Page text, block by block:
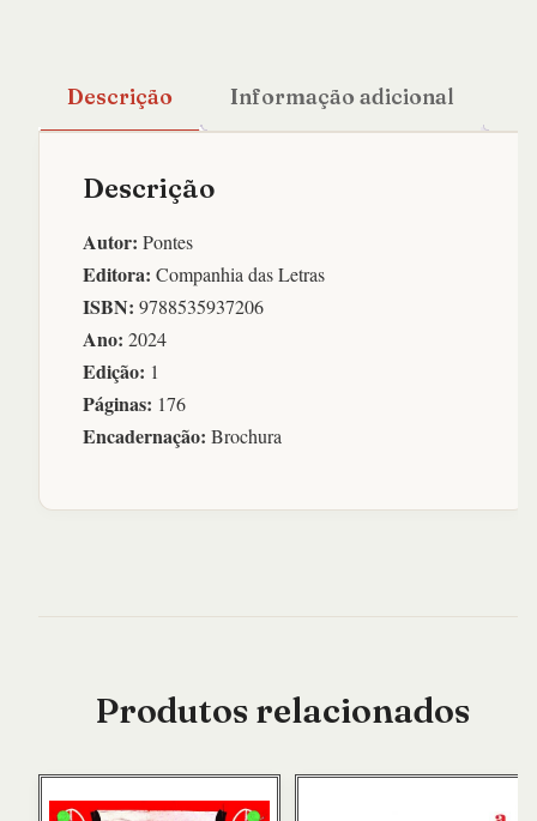
Descrição Informação adicional
Descrição
Autor: Pontes
Editora: Companhia das Letras
ISBN: 9788535937206
Ano: 2024
Edição: 1
Páginas: 176
Encadernação: Brochura
Produtos relacionados